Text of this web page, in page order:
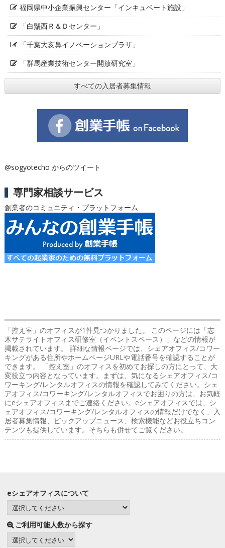
福岡県中小企業振興センター「インキュベート施設」
「白鬚西Ｒ＆Ｄセンター」
「千葉大亥鼻イノベーションプラザ」
「群馬産業技術センター開放研究室」
すべての入居者募集情報
@sogyotecho からのツイート
専門家相談サービス
創業者のコミュニティ・プラットフォーム
「控え室」のオフィスが1件見つかりました。 このページには「志
木サテライトオフィス研修室（イベントスペース）」などの情報が
掲載されています。 詳細な情報ページでは、シェアオフィス/コワー
キングがある住所やホームページURLや電話番号を確認することが
できます。 「控え室」のオフィスを初めてお探しの方にとって、大
変役立つ内容となっています。まずは、気になるシェアオフィス/コ
ワーキング/レンタルオフィスの情報を確認してみてください。シェ
アオフィス/コワーキング/レンタルオフィスでお困りの方は、お気軽
にeシェアオフィスまでご連絡ください。eシェアオフィスでは、シ
ェアオフィス/コワーキング/レンタルオフィスの情報だけでなく、入
居者募集情報、ピックアップニュース、検索機能などお役立ちコン
テンツも提供しています。そちらも併せてご覧ください。
eシェアオフィスについて
ご利用可能人数から探す